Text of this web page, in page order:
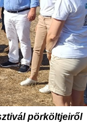
pörköltjeiről